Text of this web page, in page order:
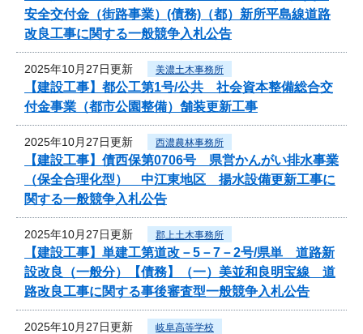
安全交付金（街路事業）(債務)（都）新所平島線道路
改良工事に関する一般競争入札公告
2025年10月27日更新 美濃土木事務所
【建設工事】都公工第1号/公共 社会資本整備総合交
付金事業（都市公園整備）舗装更新工事
2025年10月27日更新 西濃農林事務所
【建設工事】債西保第0706号 県営かんがい排水事業
（保全合理化型） 中江東地区 揚水設備更新工事に
関する一般競争入札公告
2025年10月27日更新 郡上土木事務所
【建設工事】単建工第道改－5－7－2号/県単 道路新
設改良（一般分）【債務】（一）美並和良明宝線 道
路改良工事に関する事後審査型一般競争入札公告
2025年10月27日更新 岐阜高等学校